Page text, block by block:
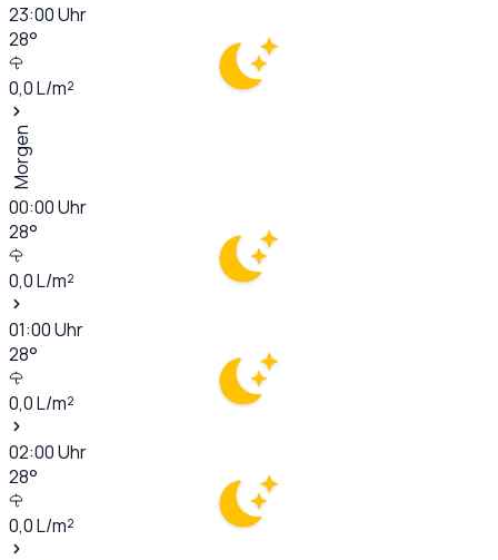
23:00Uhr
28°
0,0L/m²
Morgen
00:00Uhr
28°
0,0L/m²
01:00Uhr
28°
0,0L/m²
02:00Uhr
28°
0,0L/m²